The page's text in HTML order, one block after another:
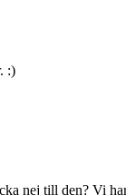
:)
nej till den? Vi